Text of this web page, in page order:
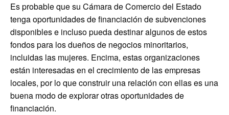
Es probable que su Cámara de Comercio del Estado
tenga oportunidades de financiación de subvenciones
disponibles e incluso pueda destinar algunos de estos
fondos para los dueños de negocios minoritarios,
incluidas las mujeres. Encima, estas organizaciones
están interesadas en el crecimiento de las empresas
locales, por lo que construir una relación con ellas es una
buena modo de explorar otras oportunidades de
financiación.